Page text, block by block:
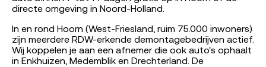
directe omgeving in Noord-Holland.
In en rond Hoorn (West-Friesland, ruim 75.000 inwoners)
zijn meerdere RDW-erkende demontagebedrijven actief.
Wij koppelen je aan een afnemer die ook auto's ophaalt
in Enkhuizen, Medemblik en Drechterland. De